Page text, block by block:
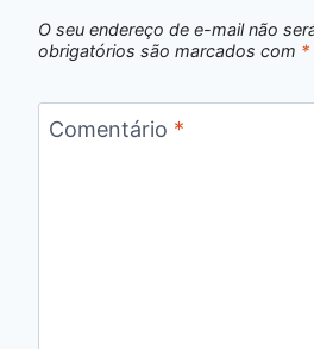
O seu endereço de e-mail não
obrigatórios são marcados com *
Comentário *